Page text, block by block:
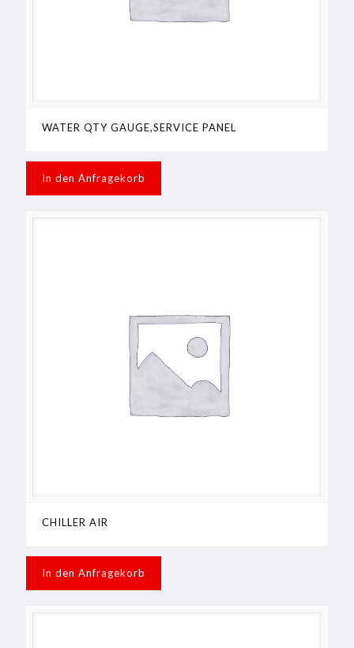
WATER QTY GAUGE,SERVICE PANEL
In den Anfragekorb
CHILLER AIR
In den Anfragekorb